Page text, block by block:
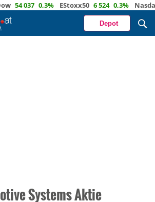
037 0,3% EStoxx50 6 524 0,3% Nasdaq 29
Depot
Systems Aktie